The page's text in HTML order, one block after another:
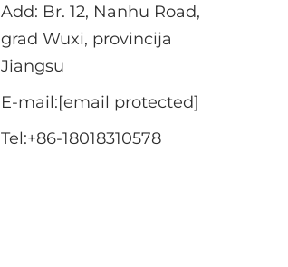
Add: Br. 12, Nanhu Road,
grad Wuxi, provincija
Jiangsu
E-mail:[email protected]
Tel:+86-18018310578